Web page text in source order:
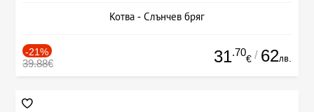
Котва - Слънчев бряг
-21%
39.88€ 31.70
€ / 62лв.